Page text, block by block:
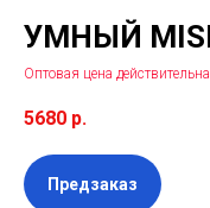
УМНЫЙ
Оптовая цена
5680 р.
Предзаказ